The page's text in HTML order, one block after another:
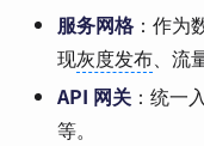
服务网格 ：作为
现灰度发布、流
API 网关 ：统一
等。